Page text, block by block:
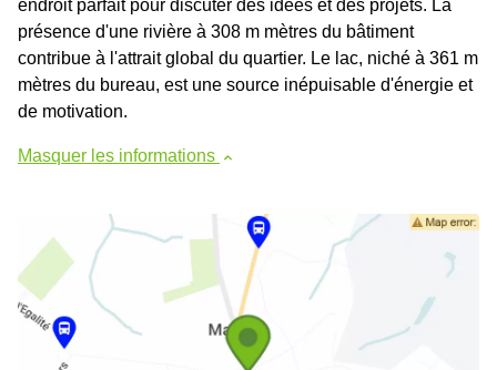
endroit parfait pour discuter des idées et des projets. La
présence d'une rivière à 308 m mètres du bâtiment
contribue à l'attrait global du quartier. Le lac, niché à 361 m
mètres du bureau, est une source inépuisable d'énergie et
de motivation.
Masquer les informations